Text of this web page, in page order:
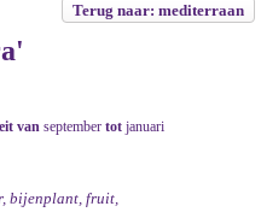
Terug naar: mediterraan
van september tot januari
bijenplant, fruit,